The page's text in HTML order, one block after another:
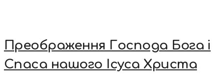
Преображення Господа Бога і
Спаса нашого Ісуса Христа